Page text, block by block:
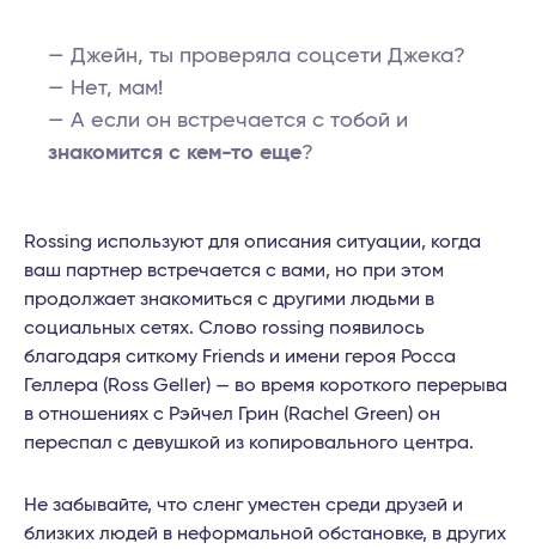
— Джейн, ты проверяла соцсети Джека?
— Нет, мам!
— А если он встречается с тобой и
знакомится с кем-то еще?
Rossing используют для описания ситуации, когда
ваш партнер встречается с вами, но при этом
продолжает знакомиться с другими людьми в
социальных сетях. Слово rossing появилось
благодаря ситкому Friends и имени героя Росса
Геллера (Ross Geller) — во время короткого перерыва
в отношениях с Рэйчел Грин (Rachel Green) он
переспал с девушкой из копировального центра.
Не забывайте, что сленг уместен среди друзей и
близких людей в неформальной обстановке, в других